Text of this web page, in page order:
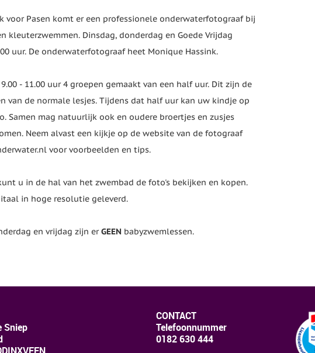
voor Pasen komt er een professionele onderwaterfotograaf bij
kleuterzwemmen. Dinsdag, donderdag en Goede Vrijdag
uur. De onderwaterfotograaf heet Monique Hassink.
- 11.00 uur 4 groepen gemaakt van een half uur. Dit zijn de
van de normale lesjes. Tijdens dat half uur kan uw kindje op
Samen mag natuurlijk ook en oudere broertjes en zusjes
Neem alvast een kijkje op de website van de fotograaf
voor voorbeelden en tips.
u in de hal van het zwembad de foto's bekijken en kopen.
in hoge resolutie geleverd.
en vrijdag zijn erGEEN babyzwemlessen.
Sniep
CONTACT
Telefoonnummer
0182 630 444